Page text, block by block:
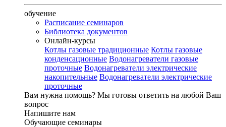
обучение
Расписание семинаров
Библиотека документов
Онлайн-курсы
Котлы газовые традиционные Котлы газовые
конденсационные Водонагреватели газовые
проточные Водонагреватели электрические
накопительные Водонагреватели электрические
проточные
Вам нужна помощь? Мы готовы ответить на любой Ваш
вопрос
Напишите нам
Обучающие семинары